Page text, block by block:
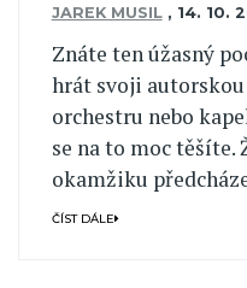
JAREK MUSIL , 14. 10.
Znáte ten úžasný
hrát svoji
orchestru nebo
se na to moc
okamžiku
ČÍST DÁLE